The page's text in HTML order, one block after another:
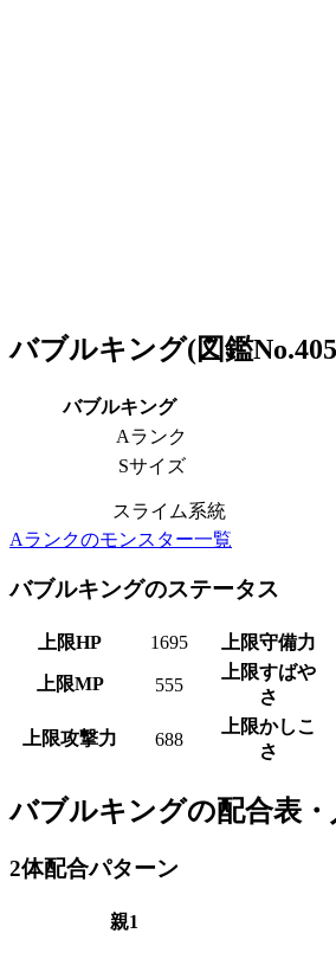
バブルキング(図鑑
バブルキング
Aランク
Sサイズ
スライム系統
Aランクのモンスター一覧
バブルキングのステータス
上限HP 1695 上限守備力
上限MP 555
上限すばや
さ
上限攻撃力 688
上限かしこ
さ
バブルキングの配合表・
2体配合パターン
親1